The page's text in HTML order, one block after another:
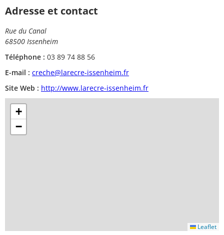
Adresse et contact
Rue du Canal
68500 Issenheim
Téléphone : 03 89 74 88 56
E-mail : creche@larecre-issenheim.fr
Site Web : http://www.larecre-issenheim.fr
+
−
Leaflet